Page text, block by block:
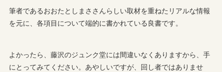
筆者であるおおたとしまささんらしい取材を重ねたリアルな情報
を元に、各項目について端的に書かれている良書です。
よかったら、藤沢のジュンク堂には間違いなくありますから、手
にとってみてください。あやしいですが、回し者ではありませ